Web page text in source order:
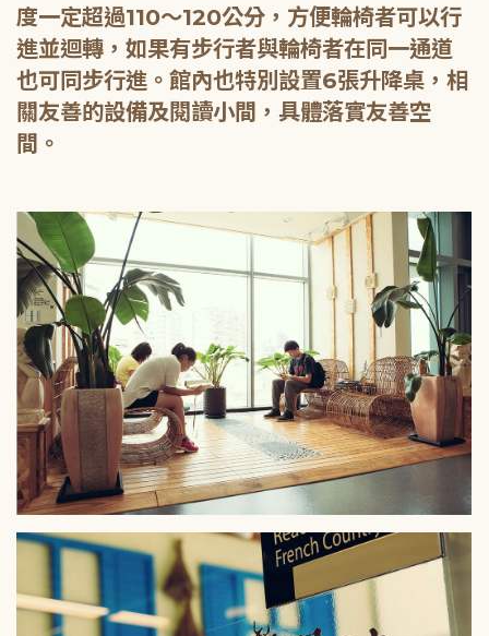
度一定超過110～120公分，方便輪椅者可以行
進並迴轉，如果有步行者與輪椅者在同一通道
也可同步行進。館內也特別設置6張升降桌，相
關友善的設備及閱讀小間，具體落實友善空
間。